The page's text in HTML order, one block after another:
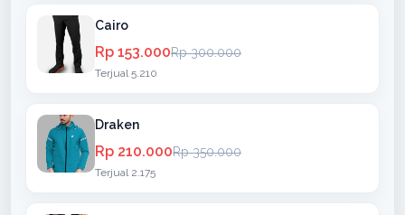
Cairo
Rp 153.000Rp 300.000
Terjual 5.210
Draken
Rp 210.000Rp 350.000
Terjual 2.175